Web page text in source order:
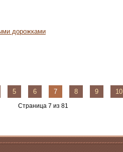
дорожками
5 6 7 8 9 10
Страница 7 из 81